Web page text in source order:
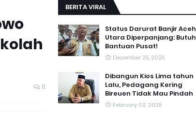
0
BERITA VIRAL
Status Darurat Banjir Aceh
Utara Diperpanjang: Butuh
Bantuan Pusat!
December 25, 2025
Dibangun Kios Lima tahun
Lalu, Pedagang Kering
Bireuen Tidak Mau Pindah
February 03, 2025